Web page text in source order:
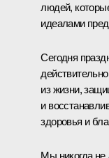
людей,
идеалами
Сегодня
из жизни,
и
здоровья и
Мы никогда не